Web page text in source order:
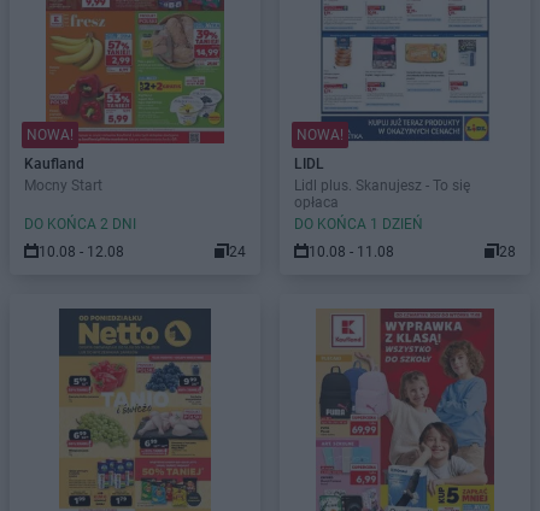
NOWA!
Kaufland
Mocny Start
DO KOŃCA 2 DNI
10.08 - 12.08
24
NOWA!
LIDL
Lidl plus. Skanujesz - To się
opłaca
DO KOŃCA 1 DZIEŃ
10.08 - 11.08
28